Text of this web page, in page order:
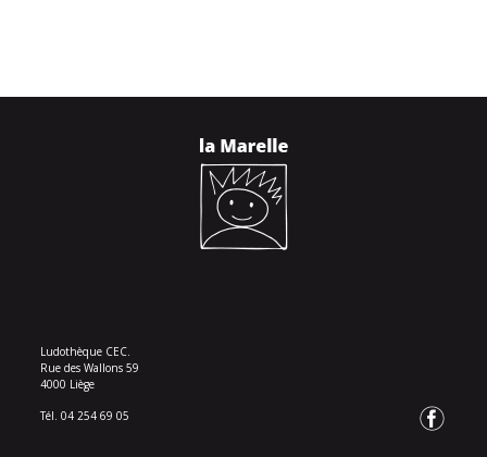
Ludothèque CEC.
Rue des Wallons 59
4000 Liège
Tél. 04 254 69 05